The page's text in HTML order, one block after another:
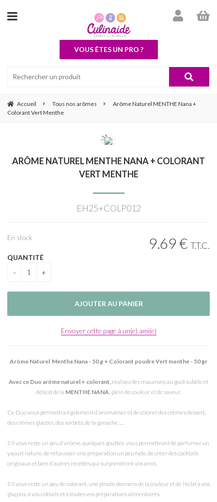
VOUS ÊTES UN PRO ?
Accueil Tous nos arômes
Arôme Naturel MENTHE Nana +
Colorant Vert Menthe
ARÔME NATUREL MENTHE NANA + COLORANT
VERT MENTHE
EH25+COLP012
9.69€ T.T.C.
En stock
QUANTITÉ
Envoyer cette page à un(e) ami(e)
Arôme Naturel Menthe Nana - 50 g + Colorant poudre Vert menthe - 50 gr
Avec ce Duo arôme naturel + colorant, réalisez des macarons au goût subtile et
délicat de la MENTHE NANA, plein de couleur et de saveur.
Ce Duo vous permettra également d'aromatiser et de colorer des crêmes dessert,
des crêmes glacées, des sorbets, de la ganache, ....
S'il vous reste un peu d'arôme, quelques gouttes vous permettront de parfumer un
yaourt nature, de réhausser une préparation un peu fade, de créer des cocktails
originaux et bien d'autres recettes qui surprendront vos amis.
S'il vous reste un peu de colorant, une pincée donnera de la couleur et de l'éclat à vos
glaçons, à vos coktails et à toutes vos préparations alimentaires.